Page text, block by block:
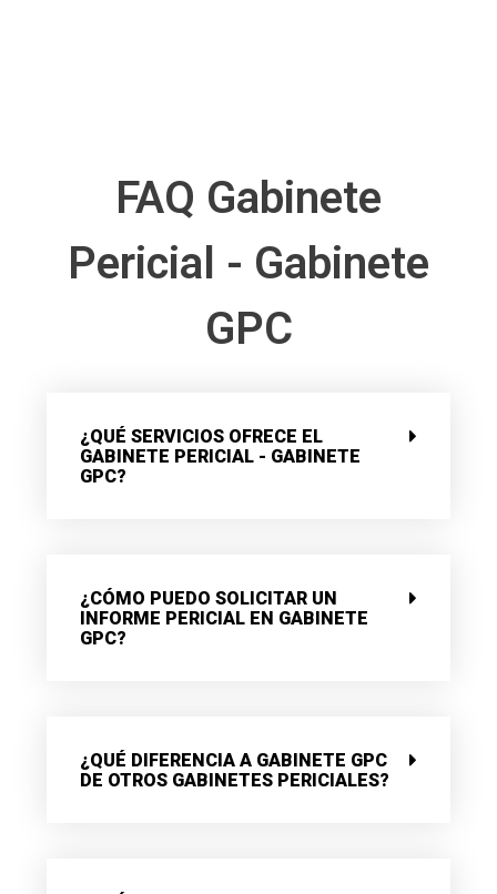
FAQ Gabinete
Pericial - Gabinete
GPC
¿QUÉ SERVICIOS OFRECE EL
GABINETE PERICIAL - GABINETE
GPC?
¿CÓMO PUEDO SOLICITAR UN
INFORME PERICIAL EN GABINETE
GPC?
¿QUÉ DIFERENCIA A GABINETE GPC
DE OTROS GABINETES PERICIALES?